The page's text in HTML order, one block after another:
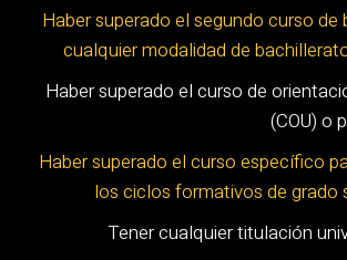
Haber superado el segundo curso de
cualquier modalidad de
Haber superado el curso de
(COU) o
Haber superado el curso específico
los ciclos formativos de grado
Tener cualquier titulación